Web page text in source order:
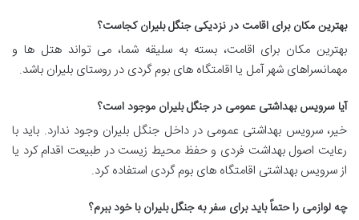
بهترین مکان برای اقامت در نزدیکی جنگل بلیران کجاست؟
بهترین مکان برای اقامت، بسته به سلیقه شما، می تواند هتل ها و
مهمانسراهای شهر آمل یا اقامتگاه های بوم گردی در روستای بلیران باشد.
آیا سرویس بهداشتی عمومی در جنگل بلیران موجود است؟
خیر، سرویس بهداشتی عمومی در داخل جنگل بلیران وجود ندارد. باید با
رعایت اصول بهداشت فردی و حفظ محیط زیست در طبیعت اقدام کرد یا
از سرویس بهداشتی اقامتگاه های بوم گردی استفاده کرد.
چه لوازمی را حتماً باید برای سفر به جنگل بلیران با خود ببرم؟